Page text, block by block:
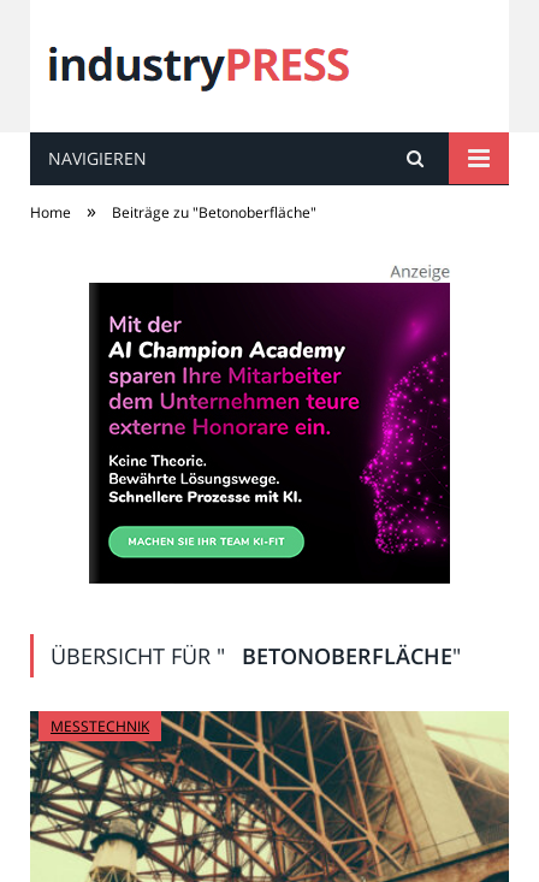
industryPRESS
NAVIGIEREN
Home » Beiträge zu "Betonoberfläche"
ÜBERSICHT FÜR " BETONOBERFLÄCHE"
MESSTECHNIK